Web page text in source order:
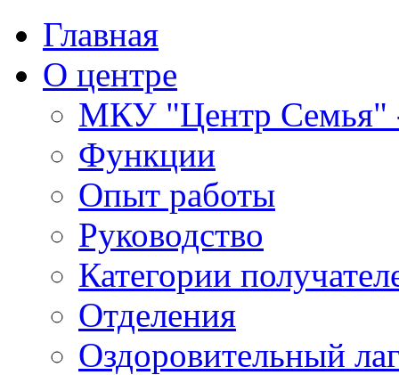
Главная
О центре
МКУ "Центр Семья"
Функции
Опыт работы
Руководство
Категории
Отделения
Оздоровительный